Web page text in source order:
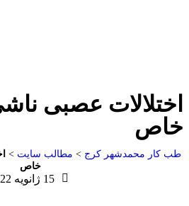
اختلالات عصبی
خاص
طب کار محمدشهر کرج > مطالب سایت >
خاص
15 ژانویه 2022